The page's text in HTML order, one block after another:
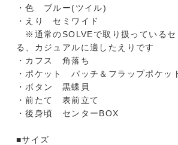
・色 ブルー(ツイル)
・えり セミワイド
※通常のSOLVEで取り扱っているセ
る、カジュアルに適したえりです
・カフス 角落ち
・ポケット パッチ＆フラップポケッ
・ボタン 黒蝶貝
・前たて 表前立て
・後身頃 センターBOX
■サイズ